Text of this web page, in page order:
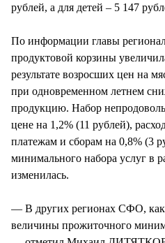
рублей, а для детей – 5 147
По информации главы
продуктовой корзины
результате возросших цен на
при одновременном летнем
продукцию. Набор
цене на 1,2% (11 рублей),
платежам и сборам на 0,8% (3
минимального набора услуг в
изменилась.
— В других регионах СФО, как
величины прожиточного